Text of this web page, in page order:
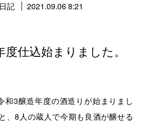
記 2021.09.06 8:21
度仕込始まりました。
和3醸造年度の酒造りが始まりまし
、8人の蔵人で今期も良酒が醸せる